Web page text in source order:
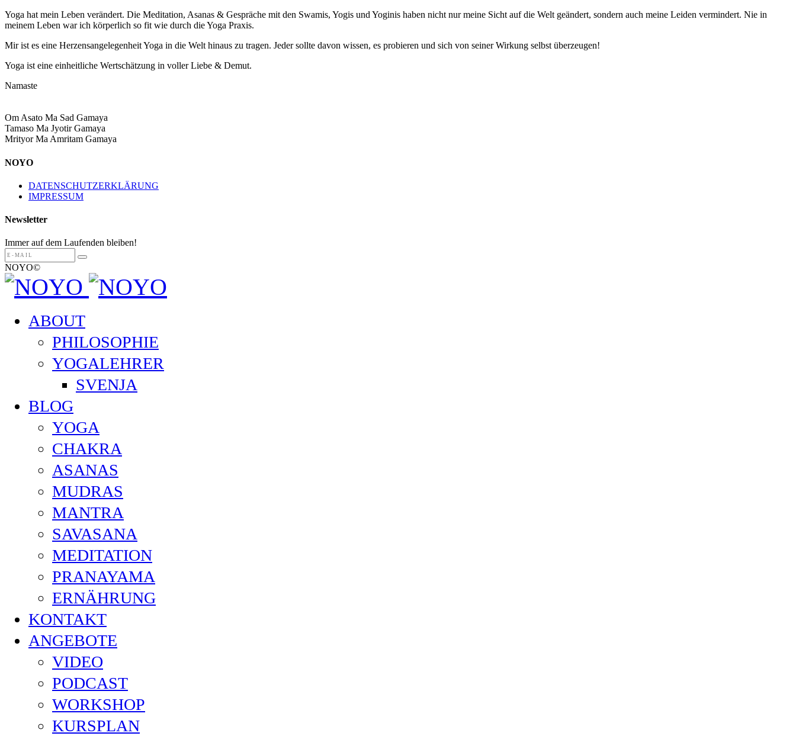
Yoga hat mein Leben verändert. Die Meditation, Asanas & Gespräche mit den Swamis, Yogis und Yoginis haben nicht nur meine Sicht auf die Welt geändert, sondern auch meine Leiden vermindert. Nie in
meinem Leben war ich körperlich so fit wie durch die Yoga Praxis.
Mir ist es eine Herzensangelegenheit Yoga in die Welt hinaus zu tragen. Jeder sollte davon wissen, es probieren und sich von seiner Wirkung selbst überzeugen!
Yoga ist eine einheitliche Wertschätzung in voller Liebe & Demut.
Namaste
Om Asato Ma Sad Gamaya
Tamaso Ma Jyotir Gamaya
Mrityor Ma Amritam Gamaya
NOYO
DATENSCHUTZERKLÄRUNG
IMPRESSUM
Newsletter
Immer auf dem Laufenden bleiben!
NOYO©
ABOUT
PHILOSOPHIE
YOGALEHRER
SVENJA
BLOG
YOGA
CHAKRA
ASANAS
MUDRAS
MANTRA
SAVASANA
MEDITATION
PRANAYAMA
ERNÄHRUNG
KONTAKT
ANGEBOTE
VIDEO
PODCAST
WORKSHOP
KURSPLAN